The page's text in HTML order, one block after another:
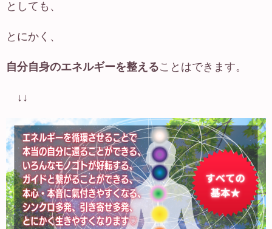
としても、
とにかく、
自分自身のエネルギーを整えることはできます。
↓↓